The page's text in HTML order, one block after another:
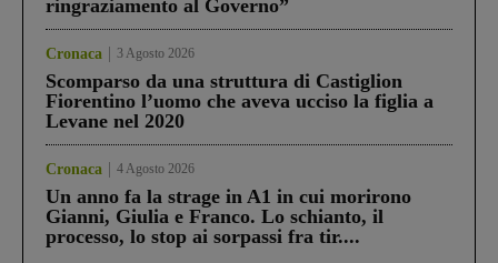
ringraziamento al Governo”
Cronaca 3 Agosto 2026
Scomparso da una struttura di Castiglion
Fiorentino l’uomo che aveva ucciso la figlia a
Levane nel 2020
Cronaca 4 Agosto 2026
Un anno fa la strage in A1 in cui morirono
Gianni, Giulia e Franco. Lo schianto, il
processo, lo stop ai sorpassi fra tir....